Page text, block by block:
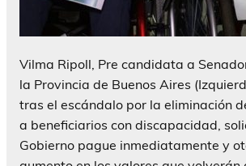
Vilma Ripoll, Pre candidata a
la Provincia de Buenos Aires
tras el escándalo por la eliminación
a beneficiarios con discapacidad,
Gobierno pague inmediatamente y